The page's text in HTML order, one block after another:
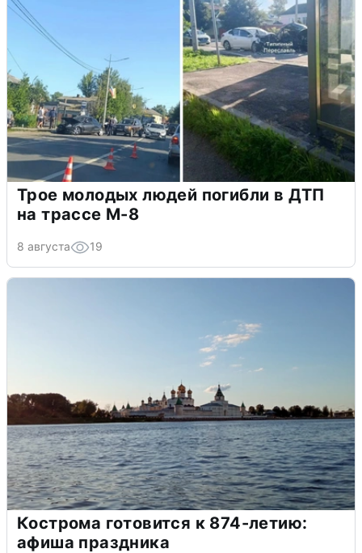
Трое молодых людей погибли в ДТП
на трассе М-8
8 августа 19
Кострома готовится к 874-летию:
афиша праздника